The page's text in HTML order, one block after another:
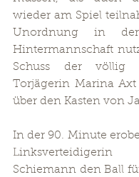
wieder am Spiel
Unordnung in der
Hintermannschaft
Schuss der völlig
Torjägerin Marina
über den Kasten von
In der 90. Minute
Schiemann den Ball